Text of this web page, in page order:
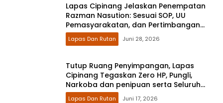
Lapas Cipinang Jelaskan Penempatan
Razman Nasution: Sesuai SOP, UU
Pemasyarakatan, dan Pertimbangan
Kesehatan
Lapas Dan Rutan Juni 28, 2026
Tutup Ruang Penyimpangan, Lapas
Cipinang Tegaskan Zero HP, Pungli,
Narkoba dan penipuan serta Seluruh
Layanan Integrasi Bebas Biaya
Lapas Dan Rutan Juni 17, 2026